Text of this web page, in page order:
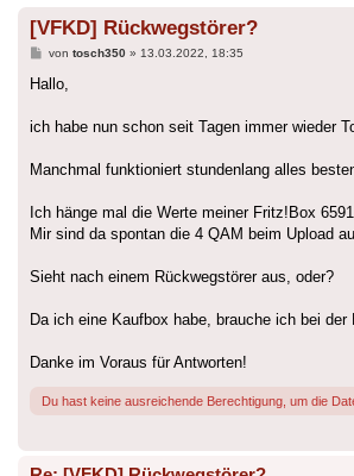
[VFKD] Rückwegstörer?
Beitrag
von tosch350» 13.03.2022, 18:35
Hallo,
ich habe nun schon seit Tagen immer wieder
Manchmal funktioniert stundenlang alles
Ich hänge mal die Werte meiner Fritz!Box 6591
Mir sind da spontan die 4 QAM beim Upload
Sieht nach einem Rückwegstörer aus, oder?
Da ich eine Kaufbox habe, brauche ich bei
Danke im Voraus für Antworten!
Du hast keine ausreichende Berechtigung, um die